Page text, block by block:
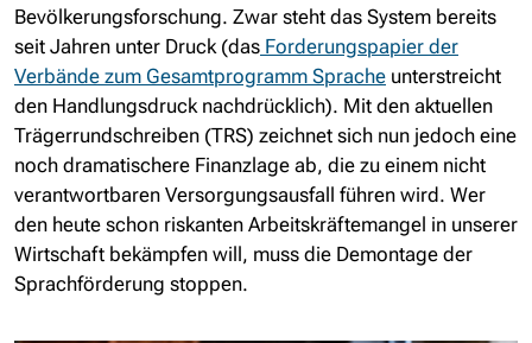
Bevölkerungsforschung. Zwar steht das System bereits
seit Jahren unter Druck (das Forderungspapier der
Verbände zum Gesamtprogramm Sprache unterstreicht
den Handlungsdruck nachdrücklich). Mit den aktuellen
Trägerrundschreiben (TRS) zeichnet sich nun jedoch eine
noch dramatischere Finanzlage ab, die zu einem nicht
verantwortbaren Versorgungsausfall führen wird. Wer
den heute schon riskanten Arbeitskräftemangel in unserer
Wirtschaft bekämpfen will, muss die Demontage der
Sprachförderung stoppen.